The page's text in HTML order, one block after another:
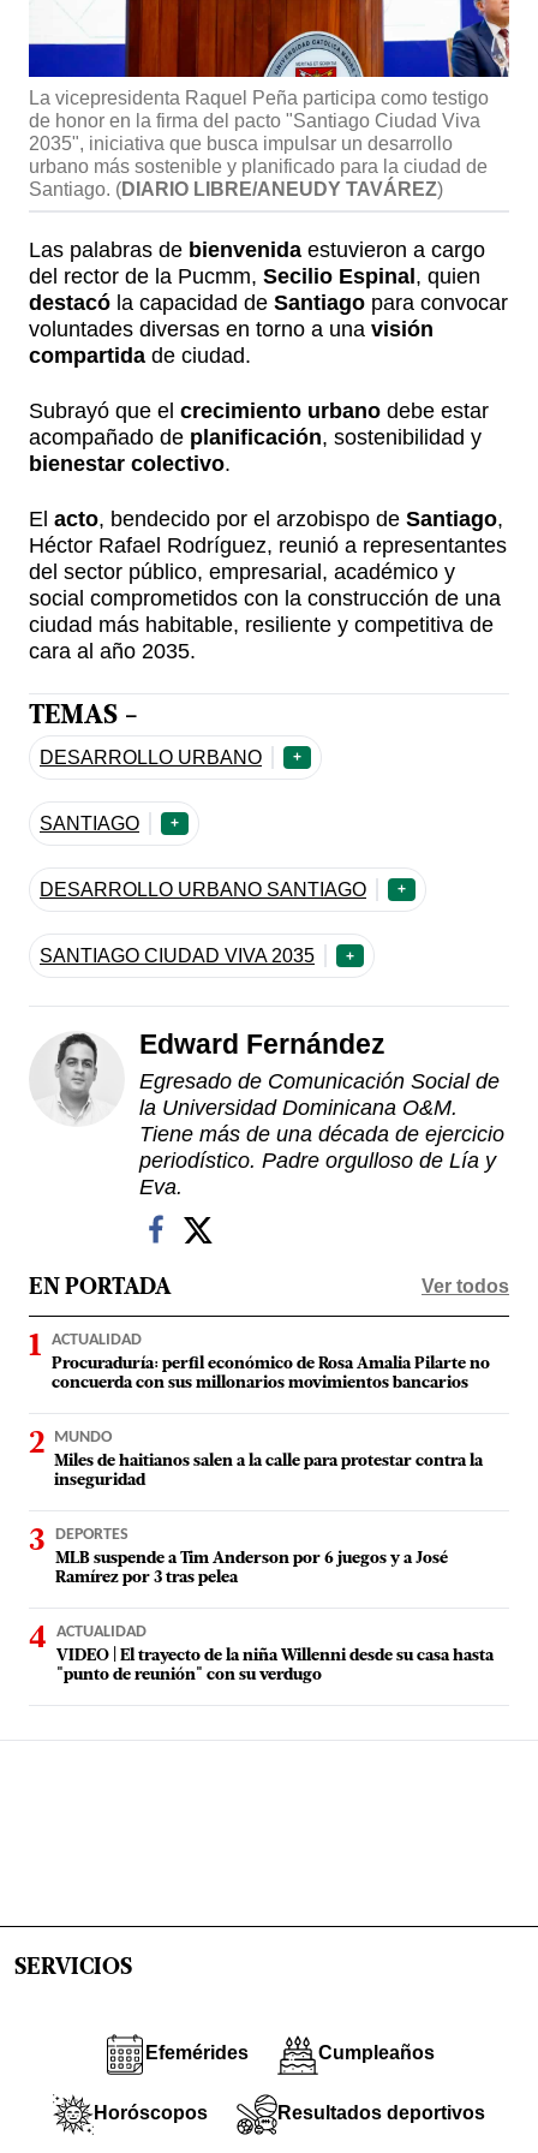
La vicepresidenta Raquel Peña participa como testigo
de honor en la firma del pacto "Santiago Ciudad Viva
2035", iniciativa que busca impulsar un desarrollo
urbano más sostenible y planificado para la ciudad de
Santiago. (DIARIO LIBRE/ANEUDY TAVÁREZ)
Las palabras de bienvenida estuvieron a cargo
del rector de la Pucmm, Secilio Espinal , quien
destacó la capacidad de Santiago para convocar
voluntades diversas en torno a una visión
compartida de ciudad.
Subrayó que el crecimiento urbano debe estar
acompañado de planificación, sostenibilidad y
bienestar colectivo.
El acto, bendecido por el arzobispo de Santiago,
Héctor Rafael Rodríguez, reunió a representantes
del sector público, empresarial, académico y
social comprometidos con la construcción de una
ciudad más habitable, resiliente y competitiva de
cara al año 2035.
TEMAS -
DESARROLLO URBANO +
SANTIAGO +
DESARROLLO URBANO SANTIAGO +
SANTIAGO CIUDAD VIVA 2035 +
Edward Fernández
Egresado de Comunicación Social de
la Universidad Dominicana O&M.
Tiene más de una década de ejercicio
periodístico. Padre orgulloso de Lía y
Eva.
EN PORTADA Ver todos
ACTUALIDAD
Procuraduría: perfil económico de Rosa Amalia Pilarte no
concuerda con sus millonarios movimientos bancarios
MUNDO
Miles de haitianos salen a la calle para protestar contra la
inseguridad
DEPORTES
MLB suspende a Tim Anderson por 6 juegos y a José
Ramírez por 3 tras pelea
ACTUALIDAD
VIDEO | El trayecto de la niña Willenni desde su casa hasta
"punto de reunión" con su verdugo
SERVICIOS
Efemérides Cumpleaños
Horóscopos Resultados deportivos